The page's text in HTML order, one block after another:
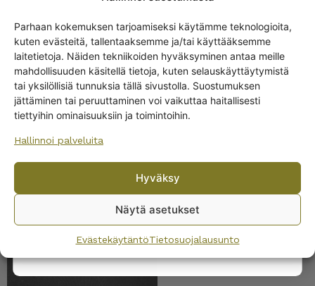
Parhaan kokemuksen tarjoamiseksi käytämme teknologioita,
kuten evästeitä, tallentaaksemme ja/tai käyttääksemme
laitetietoja. Näiden tekniikoiden hyväksyminen antaa meille
mahdollisuuden käsitellä tietoja, kuten selauskäyttäytymistä
tai yksilöllisiä tunnuksia tällä sivustolla. Suostumuksen
jättäminen tai peruuttaminen voi vaikuttaa haitallisesti
tiettyihin ominaisuuksiin ja toimintoihin.
Hallinnoi palveluita
Hyväksy
Näytä asetukset
EvästekäytäntöTietosuojalausunto
Get -5%
off?
Yes! I want the discount
By subscribing to the newsletter, you consent to receiving messages from
privacy policy.